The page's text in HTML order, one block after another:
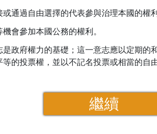
或通過自由選擇的代表參與治理本國的權利
會參加本國公務的權利。
是政府權力的基礎；這一意志應以定期的
的投票權，並以不記名投票或相當的自
繼續